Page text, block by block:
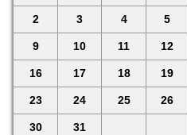
2 3 4 5
9 10 11 12
16 17 18 19
23 24 25 26
30 31